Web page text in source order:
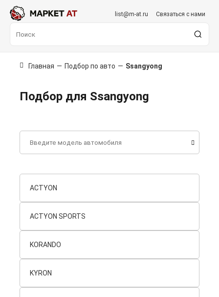
list@m-at.ru Связаться с нами
Главная — Подбор по авто — Ssangyong
Подбор для Ssangyong
ACTYON
ACTYON SPORTS
KORANDO
KYRON